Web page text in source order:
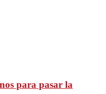
para pasar la